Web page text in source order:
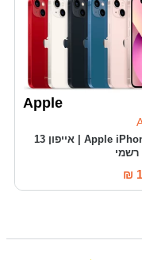
Apple
Apple iPhone 13 | אייפון 13
רשמי
₪